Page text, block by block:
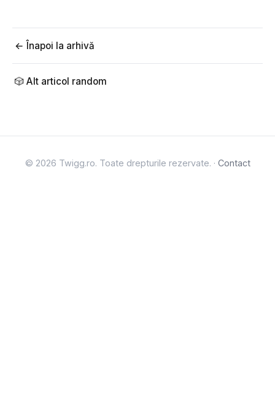
← Înapoi la arhivă
🎲 Alt articol random
© 2026 Twigg.ro. Toate drepturile rezervate. · Contact